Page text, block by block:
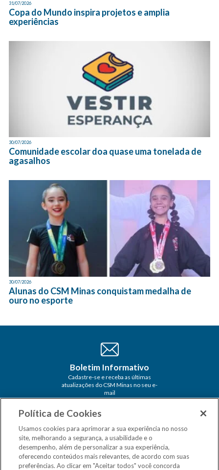
31/07/2026
Copa do Mundo inspira projetos e amplia
experiências
30/07/2026
Comunidade escolar doa quase uma tonelada de
agasalhos
30/07/2026
Alunas do CSM Minas conquistam medalha de
ouro no esporte
Boletim Informativo
Cadastre-se e receba as últimas
atualizações do CSM Minas no seu e-
mail
Política de Cookies
Usamos cookies para aprimorar a sua experiência no nosso
site, melhorando a segurança, a usabilidade e o
desempenho, além de personalizar a sua experiência,
oferecendo conteúdos mais relevantes, de acordo com suas
preferências. Ao clicar em "Aceitar todos" você concorda